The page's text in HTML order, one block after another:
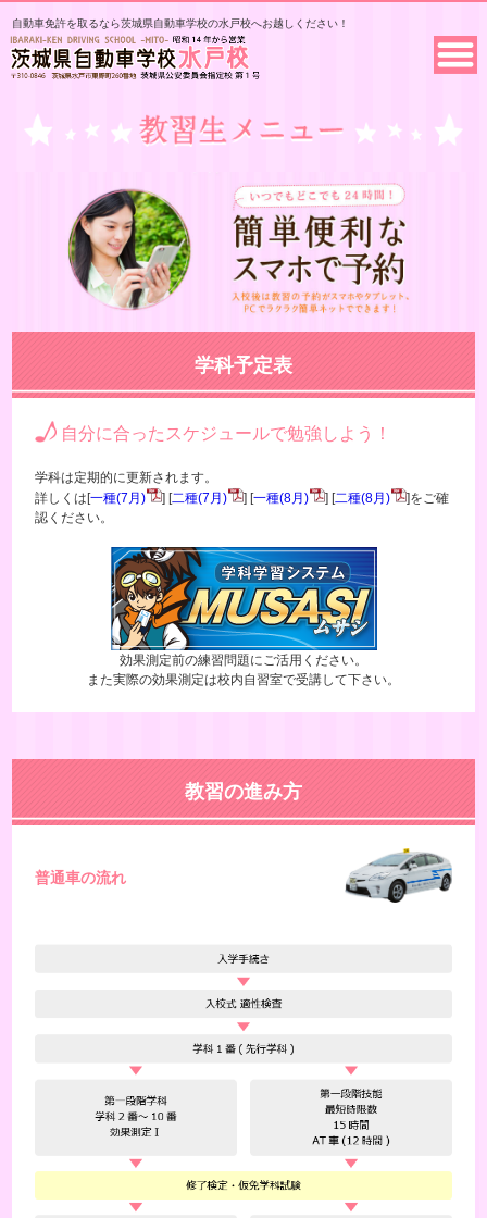
自動車免許を取るなら茨城県自動車学校の水戸校へお越しください！
学科予定表
自分に合ったスケジュールで勉強しよう！
学科は定期的に更新されます。
詳しくは[一種(7月) ] [二種(7月) ] [一種(8月) ] [二種(8月)
]をご確
認ください。
効果測定前の練習問題にご活用ください。
また実際の効果測定は校内自習室で受講して下さい。
教習の進み方
普通車の流れ